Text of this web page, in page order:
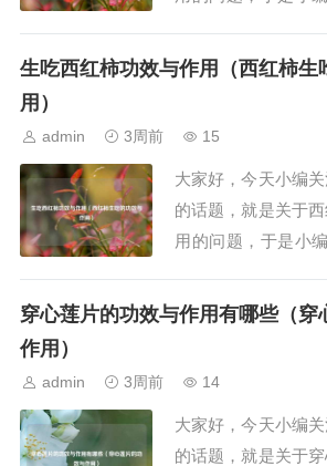
们一起看看吧。文章
清利肝胆...
生吃西红柿功效与作用（西红柿生
用）
admin 3周前 15
大家好，今天小编
的话题，就是关于
用的问题，于是小
们一起看看吧。文章
及预防疾病等...
穿心莲片的功效与作用有哪些（穿
作用）
admin 3周前 14
大家好，今天小编
的话题，就是关于